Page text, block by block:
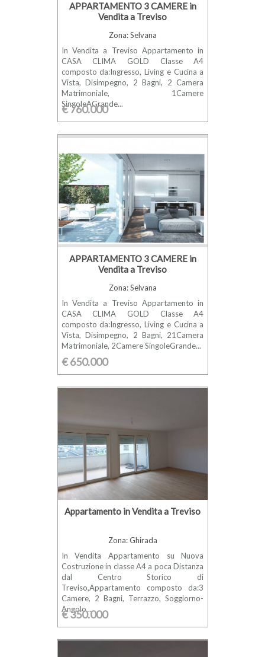
APPARTAMENTO 3 CAMERE in
Vendita a Treviso
Zona: Selvana
In Vendita a Treviso Appartamento in
CASA CLIMA GOLD Classe A4
composto da:Ingresso, Living e Cucina a
Vista, Disimpegno, 2 Bagni, 2 Camera
Matrimoniale, 1Camere
SingoleAGrande...
€ 760.000
APPARTAMENTO 3 CAMERE in
Vendita a Treviso
Zona: Selvana
In Vendita a Treviso Appartamento in
CASA CLIMA GOLD Classe A4
composto da:Ingresso, Living e Cucina a
Vista, Disimpegno, 2 Bagni, 21Camera
Matrimoniale, 2Camere SingoleGrande...
€ 650.000
Appartamento in Vendita a Treviso
Zona: Ghirada
In Vendita Appartamento su Nuova
Costruzione in classe A4 a poca Distanza
dal Centro Storico di
Treviso,Appartamento composto da:3
Camere, 2 Bagni, Terrazzo, Soggiorno-
Angolo...
€ 350.000